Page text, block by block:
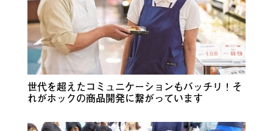
世代を超えたコミュニケーションもバッチリ！そ
れがホックの商品開発に繋がっています